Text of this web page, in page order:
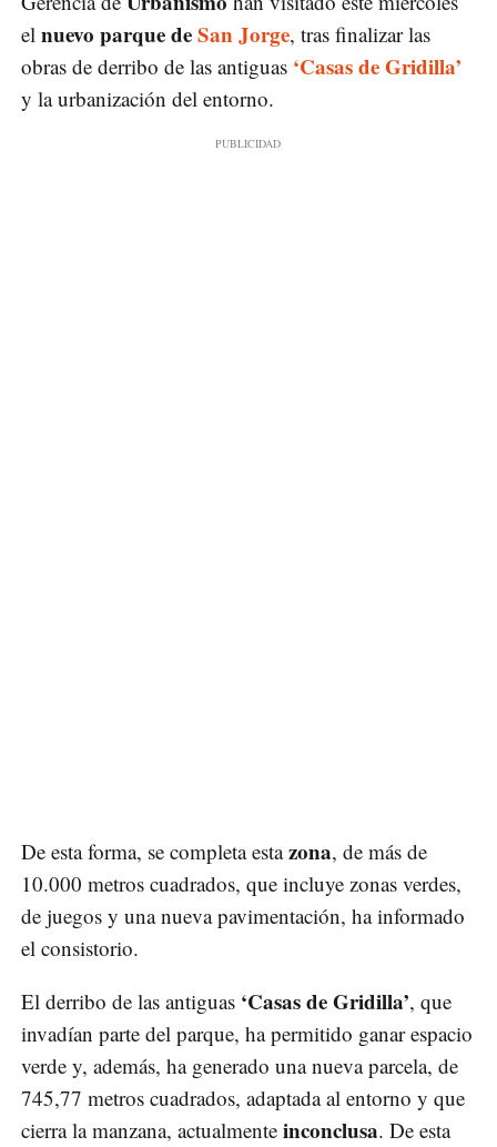
el nuevo parque deSan Jorge, tras finalizar las
obras de derribo de las antiguas ‘Casas de Gridilla’
y la urbanización del entorno.
De esta forma, se completa estazona, de más de
10.000 metros cuadrados, que incluye zonas verdes,
de juegos y una nueva pavimentación, ha informado
el consistorio.
El derribo de las antiguas ‘Casas de Gridilla’, que
invadían parte del parque, ha permitido ganar espacio
verde y, además, ha generado una nueva parcela, de
745,77 metros cuadrados, adaptada al entorno y que
cierra la manzana, actualmente inconclusa. De esta